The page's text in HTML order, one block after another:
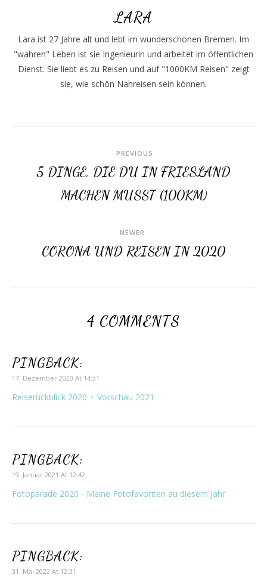
LARA
Lara ist 27 Jahre alt und lebt im wunderschönen Bremen. Im
"wahren" Leben ist sie Ingenieurin und arbeitet im öffentlichen
Dienst. Sie liebt es zu Reisen und auf "1000KM Reisen" zeigt
sie, wie schön Nahreisen sein können.
PREVIOUS
5 DINGE, DIE DU IN FRIESLAND
MACHEN MUSST (100KM)
NEWER
CORONA UND REISEN IN 2020
4 COMMENTS
PINGBACK:
17. Dezember 2020 At 14:31
Reiserückblick 2020 + Vorschau 2021
PINGBACK:
19. Januar 2021 At 12:42
Fotoparade 2020 - Meine Fotofavoriten au diesem Jahr
PINGBACK:
31. Mai 2022 At 12:31